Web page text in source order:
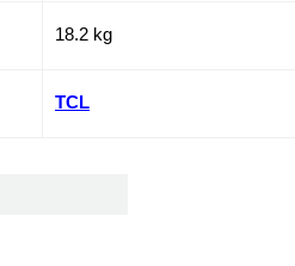
18.2 kg
TCL